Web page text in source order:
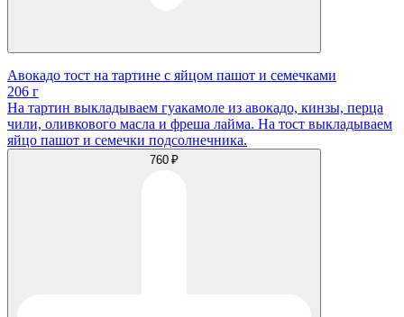
Авокадо тост на тартине с яйцом пашот и семечками
206 г
На тартин выкладываем гуакамоле из авокадо, кинзы, перца
чили, оливкового масла и фреша лайма. На тост выкладываем
яйцо пашот и семечки подсолнечника.
760 ₽